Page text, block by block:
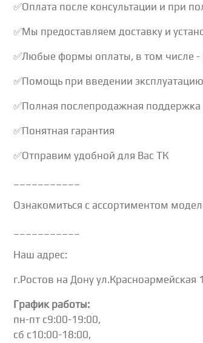
✅Оплата после консультации и при
✅Мы предоставляем доставку и
✅Любые формы оплаты, в том числе -
✅Помощь при введении эксплуатацию
✅Полная послепродажная поддержка
✅Понятная гарантия
✅Отправим удобной для Вас ТК
Ознакомиться с ассортиментом
Наш адрес:
г.Ростов на Дону ул.Красноармейская
График работы:
пн-пт с9:00-19:00,
сб с10:00-18:00,